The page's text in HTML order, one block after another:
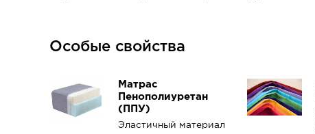
Особые свойства
Матрас
Пенополиуретан
(ППУ)
Эластичный материал